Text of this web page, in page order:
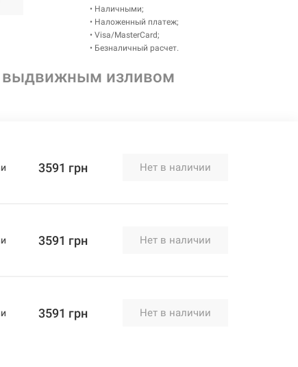
• Наличными;
• Наложенный платеж;
• Visa/MasterCard;
• Безналичный расчет.
выдвижным изливом
3591 грн Нет в наличии
3591 грн Нет в наличии
3591 грн Нет в наличии